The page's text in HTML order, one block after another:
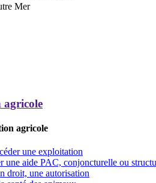
Mer
agricole
une exploitation
une aide PAC, conjoncturelle ou
droit, une autorisation